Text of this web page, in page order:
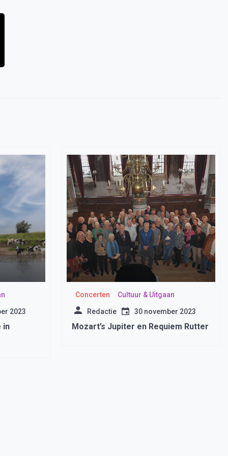
2023
in
Concerten Cultuur & Uitgaan
Redactie 30 november 2023
Mozart’s Jupiter en Requiem Rutter